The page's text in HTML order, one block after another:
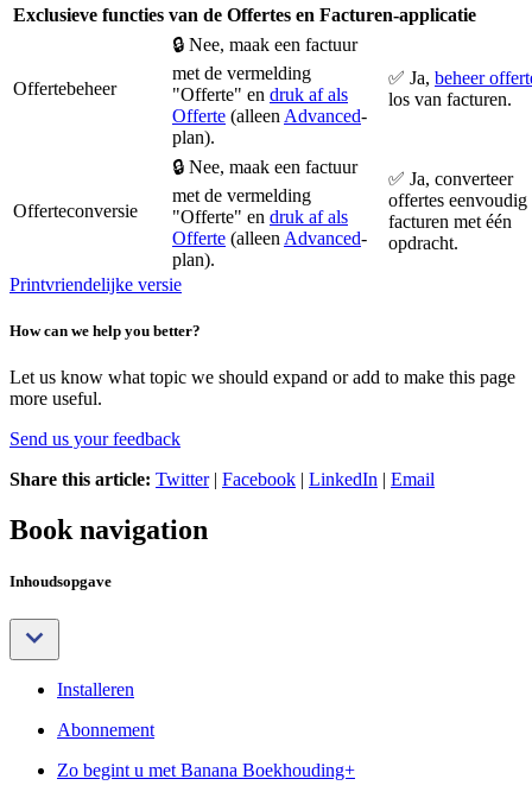
Exclusieve functies van de Offertes en Facturen-applicatie
Offertebeheer
🔒 Nee, maak een factuur
met de vermelding
"Offerte" en druk af als
Offerte (alleen Advanced-
plan).
✅ Ja, beheer
los van facturen.
Offerteconversie
🔒 Nee, maak een factuur
met de vermelding
"Offerte" en druk af als
Offerte (alleen Advanced-
plan).
✅ Ja, converteer
offertes eenvoudig
facturen met één
opdracht.
Printvriendelijke versie
How can we help you better?
Let us know what topic we should expand or add to make this page
more useful.
Send us your feedback
Share this article: Twitter| Facebook | LinkedIn | Email
Book navigation
Inhoudsopgave
Installeren
Abonnement
Zo begint u met Banana Boekhouding+